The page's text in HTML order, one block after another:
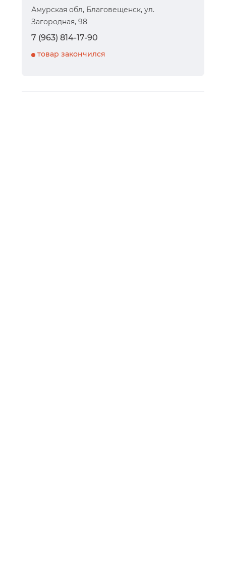
Амурская обл, Благовещенск, ул.
Загородная, 98
7 (963) 814-17-90
товар закончился